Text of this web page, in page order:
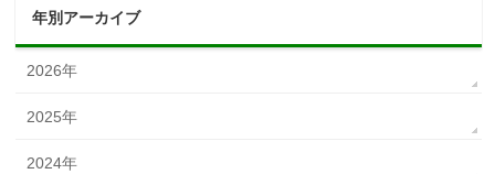
年別アーカイブ
2026年
2025年
2024年